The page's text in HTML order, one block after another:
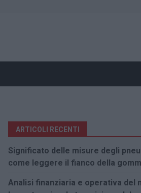
ARTICOLI RECENTI
Significato delle misure degli
come leggere il fianco della
Analisi finanziaria e operativa del